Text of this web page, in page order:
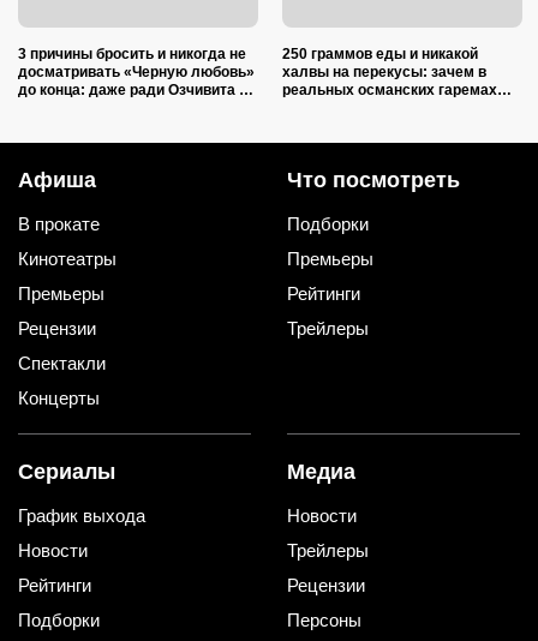
3 причины бросить и никогда не
досматривать «Черную любовь»
до конца: даже ради Озчивита не
250 граммов еды и никакой
халвы на перекусы: зачем в
реальных османских гаремах
Афиша
В прокате
Кинотеатры
Премьеры
Рецензии
Спектакли
Концерты
Что посмотреть
Подборки
Премьеры
Рейтинги
Трейлеры
Сериалы
График выхода
Новости
Рейтинги
Подборки
Медиа
Новости
Трейлеры
Рецензии
Персоны